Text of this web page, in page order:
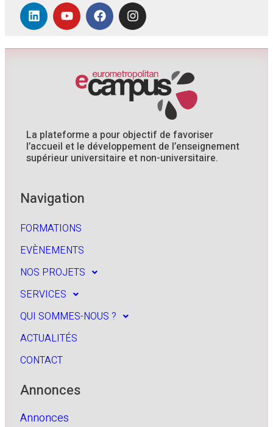
La plateforme a pour objectif de favoriser
l’accueil et le développement de l’enseignement
supérieur universitaire et non-universitaire.
Navigation
FORMATIONS
EVÈNEMENTS
NOS PROJETS
SERVICES
QUI SOMMES-NOUS ?
ACTUALITÉS
CONTACT
Annonces
Annonces